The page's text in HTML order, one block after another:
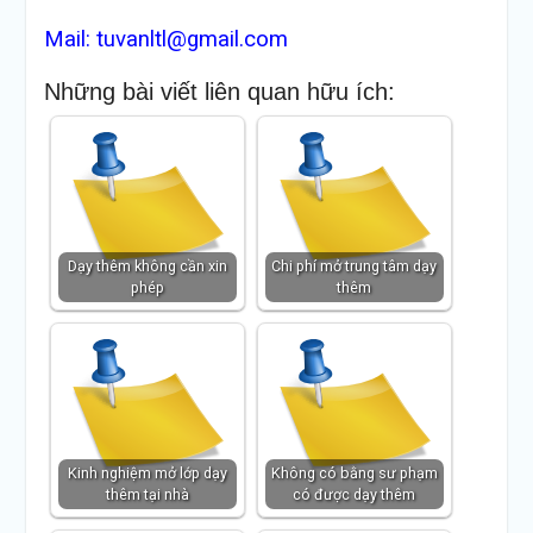
Mail: tuvanltl@gmail.com
Những bài viết liên quan hữu ích:
Dạy thêm không cần xin
phép
Chi phí mở trung tâm dạy
thêm
Kinh nghiệm mở lớp dạy
thêm tại nhà
Không có bằng sư phạm
có được dạy thêm